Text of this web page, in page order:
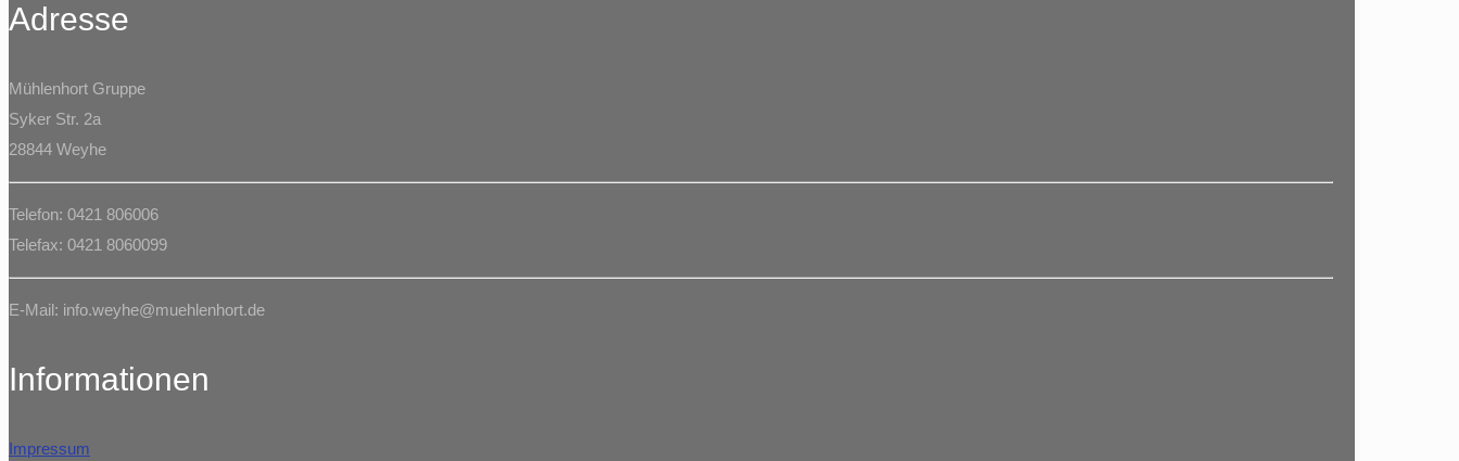
Adresse
Mühlenhort Gruppe
Syker Str. 2a
28844 Weyhe
Telefon: 0421 806006
Telefax: 0421 8060099
E-Mail: info.weyhe@muehlenhort.de
Informationen
Impressum